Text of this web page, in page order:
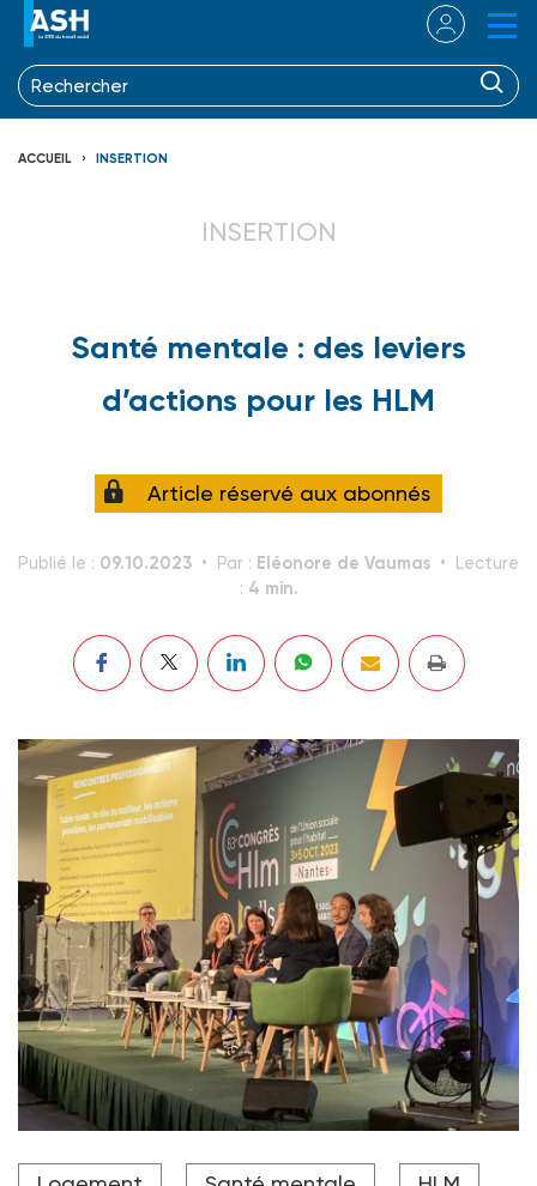
ACCUEIL INSERTION
INSERTION
Santé mentale : des leviers
d’actions pour les HLM
Article réservé aux abonnés
Publié le : 09.10.2023 Par : Eléonore de Vaumas
Lecture
: 4 min.
Le 83e congrès des HLM à Nantes.